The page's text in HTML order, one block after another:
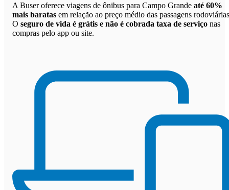
A Buser oferece viagens de ônibus para Campo Grande até 60%
mais baratas em relação ao preço médio das passagens
O seguro de vida é grátis e não é cobrada taxa de serviço nas
compras pelo app ou site.